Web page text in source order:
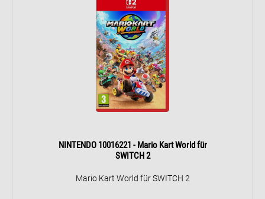
NINTENDO 10016221 - Mario Kart World für
SWITCH 2
Mario Kart World für SWITCH 2